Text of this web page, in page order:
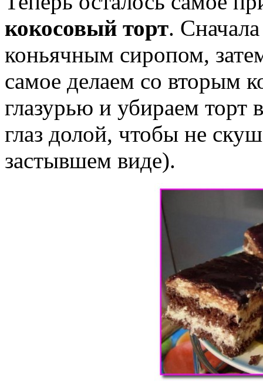
кокосовый торт.
коньячным сиропом,
самое делаем со вторым
глазурью и убираем торт
глаз долой, чтобы не
застывшем виде).